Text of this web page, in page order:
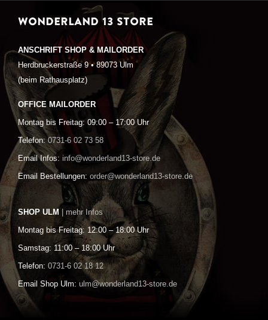
WONDERLAND 13 STORE
ANSCHRIFT SHOP & MAILORDER
Herdbruckerstraße 9 • 89073 Ulm
(beim Rathausplatz)
OFFICE MAILORDER
Montag bis Freitag: 09:00 – 17:00 Uhr
Telefon: 0731-6 02 73 58
Email Infos: info@wonderland13-store.de
Email Bestellungen: order@wonderland13-store.de
SHOP ULM | mehr Infos
Montag bis Freitag: 12:00 – 18:00 Uhr
Samstag: 11:00 – 18:00 Uhr
Telefon: 0731-6 02 18 12
Email Shop Ulm: ulm@wonderland13-store.de